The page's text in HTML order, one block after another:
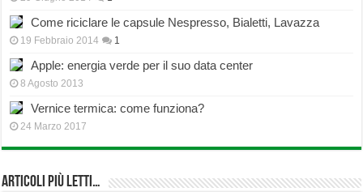
Come riciclare le capsule Nespresso, Bialetti, Lavazza
19 Febbraio 2014 1
Apple: energia verde per il suo data center
8 Agosto 2013
Vernice termica: come funziona?
24 Marzo 2017
Articoli più Letti…